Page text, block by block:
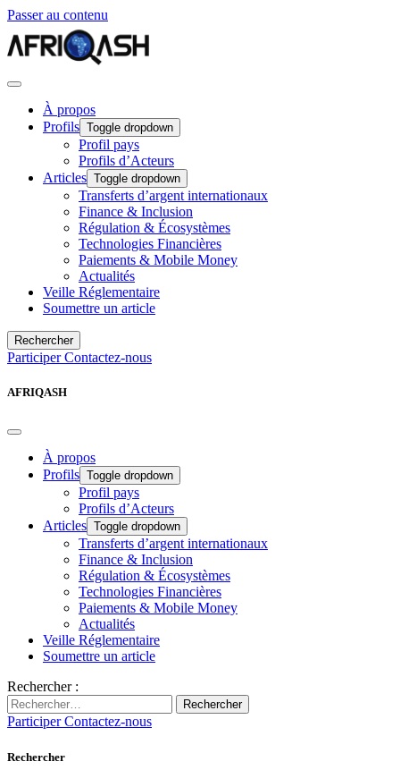
Passer au contenu
À propos
Profils Toggle dropdown
Profil pays
Profils d’Acteurs
Articles Toggle dropdown
Transferts d’argent internationaux
Finance & Inclusion
Régulation & Écosystèmes
Technologies Financières
Paiements & Mobile Money
Actualités
Veille Réglementaire
Soumettre un article
Rechercher
ParticiperContactez-nous
AFRIQASH
À propos
Profils Toggle dropdown
Profil pays
Profils d’Acteurs
Articles Toggle dropdown
Transferts d’argent internationaux
Finance & Inclusion
Régulation & Écosystèmes
Technologies Financières
Paiements & Mobile Money
Actualités
Veille Réglementaire
Soumettre un article
Rechercher :
Rechercher
ParticiperContactez-nous
Rechercher